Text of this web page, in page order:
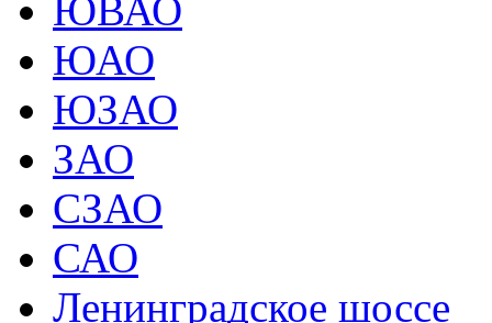
ЮВАО
ЮАО
ЮЗАО
ЗАО
СЗАО
САО
Ленинградское шоссе